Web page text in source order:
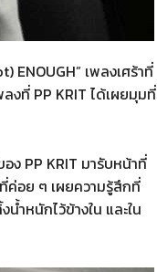
ENOUGH” เพลงเศร้าที่
งที่ PP KRIT ได้เผยมุมที่
อง PP KRIT มารับหน้าที่
ค่อย ๆ เผยความรู้สึกที่
ำหนักไว้ข้างใน และใน